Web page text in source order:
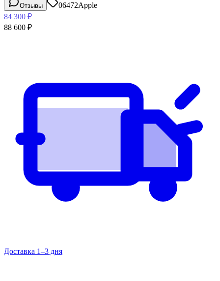
Отзывы 06472Apple
84 300 ₽
88 600 ₽
Доставка 1–3 дня